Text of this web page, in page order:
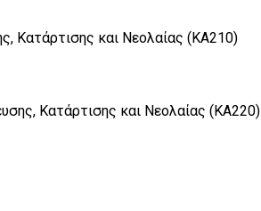
Κατάρτισης και Νεολαίας (KA210)
Κατάρτισης και Νεολαίας (KA220)